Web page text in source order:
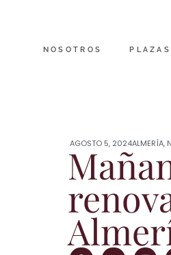
NOSOTROS PLAZAS
AGOSTO 5, 2024ALMERÍA,